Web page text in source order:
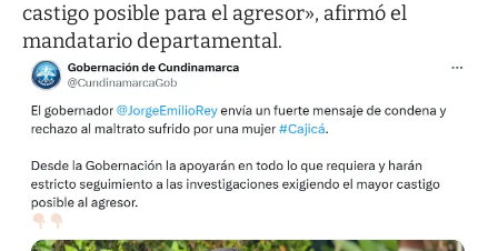
castigo posible para el agresor», afirmó el
mandatario departamental.